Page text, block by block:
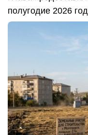
полугодие 2026